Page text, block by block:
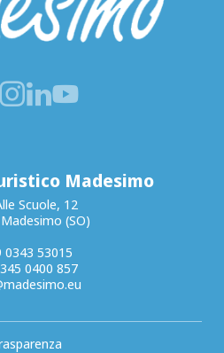
Madesimo
Scuole, 12
(SO)
0343 53015
0400 857